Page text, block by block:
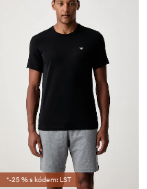
*-25 % s kódem: LST